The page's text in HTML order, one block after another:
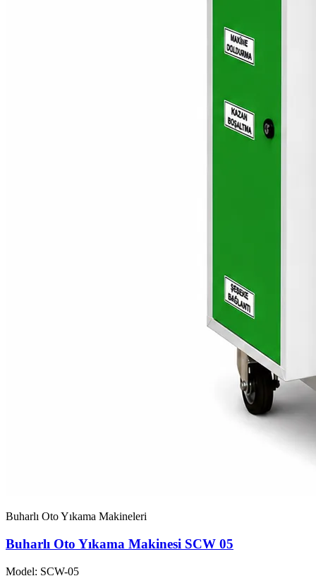
Buharlı Oto Yıkama Makineleri
Buharlı Oto Yıkama Makinesi SCW 05
Model: SCW-05